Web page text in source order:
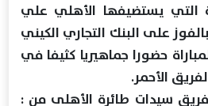
التي يستضيفها الأهلي علي
على البنك التجاري الكيني
المباراة حضورا جماهيريا كثيفا في
الأحمر.
سيدات طائرة الأهلى من :